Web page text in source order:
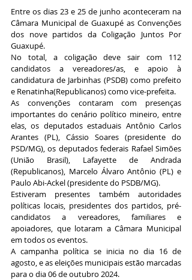
Entre os dias 23 e 25 de junho aconteceram na
Câmara Municipal de Guaxupé as Convenções
dos nove partidos da Coligação Juntos Por
Guaxupé.
No total, a coligação deve sair com 112
candidatos a vereadores/as, e apoio à
candidatura de Jarbinhas (PSDB) como prefeito
e Renatinha(Republicanos) como vice-prefeita.
As convenções contaram com presenças
importantes do cenário político mineiro, entre
elas, os deputados estaduais Antônio Carlos
Arantes (PL), Cássio Soares (presidente do
PSD/MG), os deputados federais Rafael Simões
(União Brasil), Lafayette de Andrada
(Republicanos), Marcelo Álvaro Antônio (PL) e
Paulo Abi-Ackel (presidente do PSDB/MG).
Estiveram presentes também autoridades
políticas locais, presidentes dos partidos, pré-
candidatos a vereadores, familiares e
apoiadores, que lotaram a Câmara Municipal
em todos os eventos.
A campanha política se inicia no dia 16 de
agosto, e as eleições municipais estão marcadas
para o dia 06 de outubro 2024.